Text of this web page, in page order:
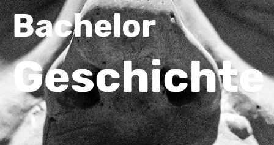
Bachelor
Geschichte